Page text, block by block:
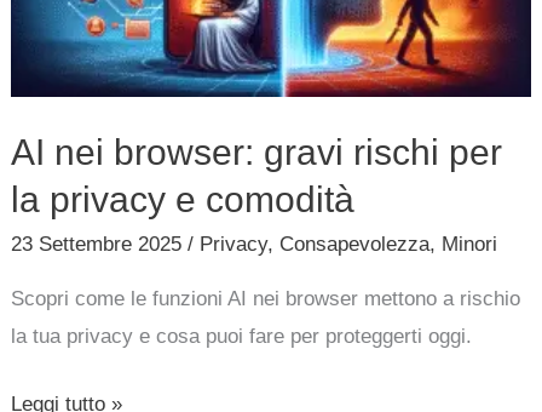
AI nei browser: gravi rischi per
la privacy e comodità
23 Settembre 2025/ Privacy, Consapevolezza, Minori
Scopri come le funzioni AI nei browser mettono a rischio
la tua privacy e cosa puoi fare per proteggerti oggi.
privacy
comodità
Leggi tutto »